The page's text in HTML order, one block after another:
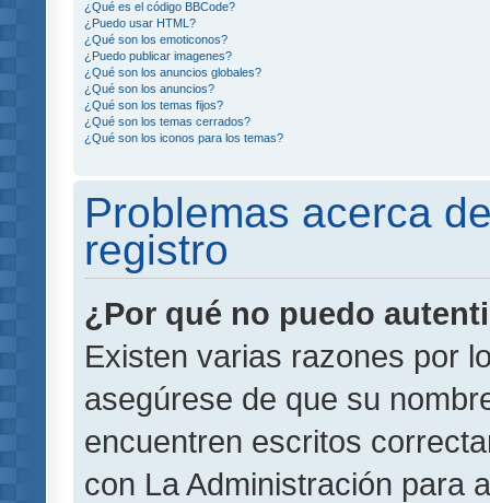
¿Qué es el código BBCode?
¿Puedo usar HTML?
¿Qué son los emoticonos?
¿Puedo publicar imagenes?
¿Qué son los anuncios globales?
¿Qué son los anuncios?
¿Qué son los temas fijos?
¿Qué son los temas cerrados?
¿Qué son los iconos para los temas?
Problemas acerca
registro
¿Por qué no puedo
Existen varias razones por
asegúrese de que su
encuentren escritos
con La Administración para